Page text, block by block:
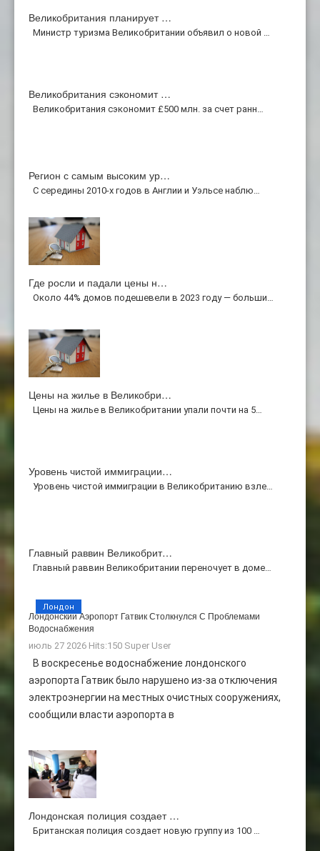
Великобритания планирует …
Министр туризма Великобритании объявил о новой …
Великобритания сэкономит …
Великобритания сэкономит £500 млн. за счет ранн…
Регион с самым высоким ур…
С середины 2010-х годов в Англии и Уэльсе наблю…
Где росли и падали цены н…
Около 44% домов подешевели в 2023 году — больши…
Цены на жилье в Великобри…
Цены на жилье в Великобритании упали почти на 5…
Уровень чистой иммиграции…
Уровень чистой иммиграции в Великобританию взле…
Главный раввин Великобрит…
Главный раввин Великобритании переночует в доме…
Лондонский Аэропорт Гатвик Столкнулся С Проблемами
Водоснабжения
июль 27 2026 Hits:150
Лондон
Super User
В воскресенье водоснабжение лондонского
аэропорта Гатвик было нарушено из-за отключения
электроэнергии на местных очистных сооружениях,
сообщили власти аэропорта в
Лондонская полиция создает …
Британская полиция создает новую группу из 100 …